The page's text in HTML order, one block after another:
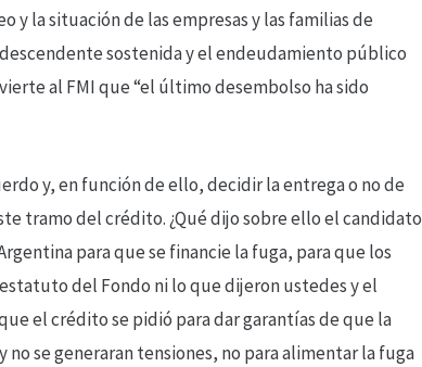
y la situación de las empresas y las familias de
sostenida y el endeudamiento público
al FMI que “el último desembolso ha sido
y, en función de ello, decidir la entrega o no de
tramo del crédito. ¿Qué dijo sobre ello el candidato
para que se financie la fuga, para que los
del Fondo ni lo que dijeron ustedes y el
el crédito se pidió para dar garantías de que la
se generaran tensiones, no para alimentar la fuga